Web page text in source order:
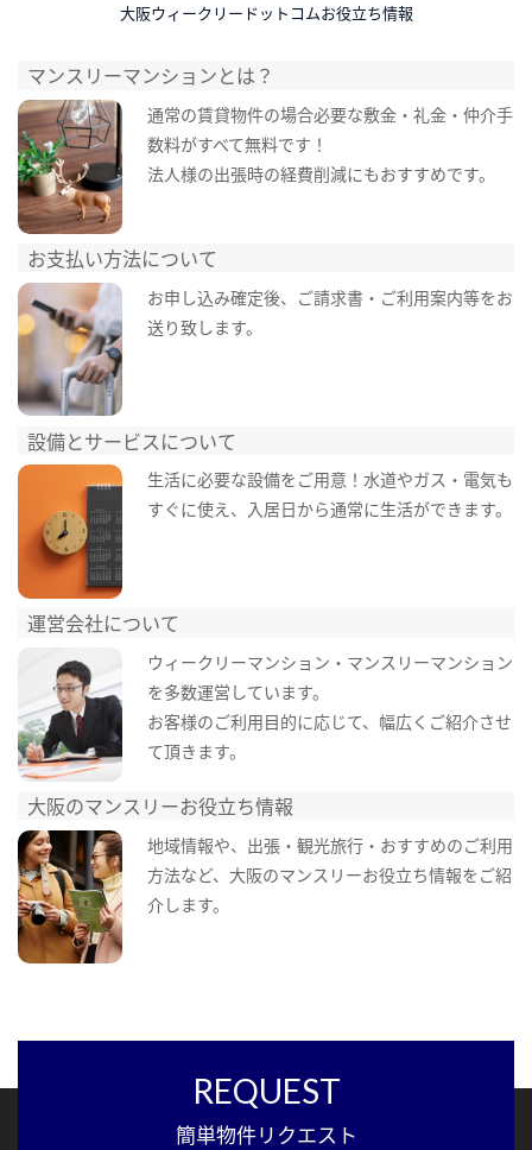
大阪ウィークリードットコムお役立ち情報
マンスリーマンションとは？
通常の賃貸物件の場合必要な敷金・礼金・仲介手
数料がすべて無料です！
法人様の出張時の経費削減にもおすすめです。
お支払い方法について
お申し込み確定後、ご請求書・ご利用案内等をお
送り致します。
設備とサービスについて
生活に必要な設備をご用意！水道やガス・電気も
すぐに使え、入居日から通常に生活ができます。
運営会社について
ウィークリーマンション・マンスリーマンション
を多数運営しています。
お客様のご利用目的に応じて、幅広くご紹介させ
て頂きます。
大阪のマンスリーお役立ち情報
地域情報や、出張・観光旅行・おすすめのご利用
方法など、大阪のマンスリーお役立ち情報をご紹
介します。
REQUEST
簡単物件リクエスト